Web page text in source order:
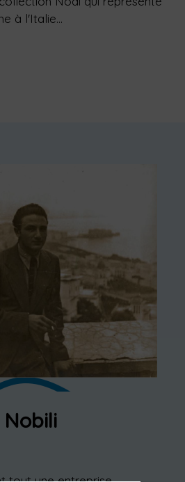
à l'Italie...
Nobili